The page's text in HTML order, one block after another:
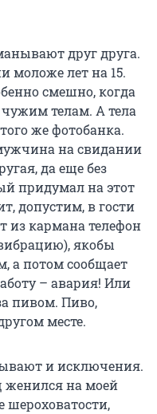
друг друга.
моложе лет на 15.
смешно, когда
телам. А тела
же фотобанка.
на свидании
да еще без
придумал на этот
допустим, в гости
из кармана телефон
якобы
а потом сообщает
– авария! Или
пивом. Пиво,
месте.
и исключения.
женился на моей
шероховатости,